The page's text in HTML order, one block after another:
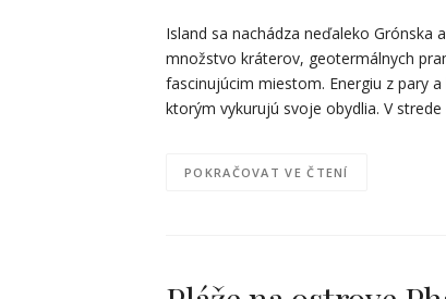
Island sa nachádza neďaleko Grónska
množstvo kráterov, geotermálnych
fascinujúcim miestom. Energiu z pary
ktorým vykurujú svoje obydlia. V
POKRAČOVAT VE ČTENÍ